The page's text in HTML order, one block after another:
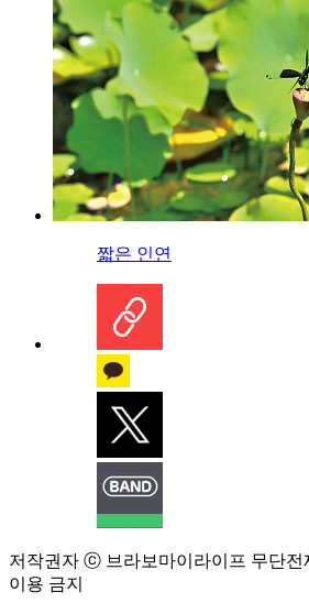
짧은 인연
저작권자 ⓒ 브라보마이라이프 무단전
이용 금지